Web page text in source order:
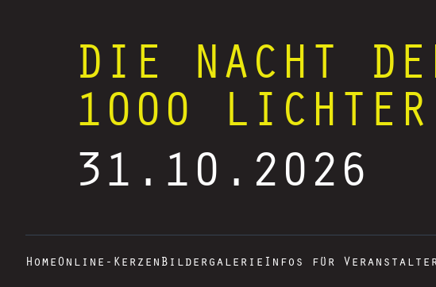
DIE NACHT
1000 LICHTER
31.10.2026
HomeOnline-Kerzen Bildergalerie Infos für